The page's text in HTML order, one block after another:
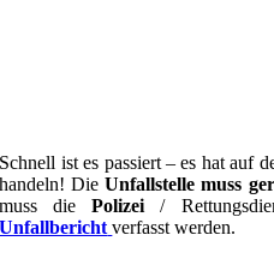
Schnell ist es passiert – es hat auf
handeln! DieUnfallstelle muss
muss diePolizei /
Unfallbericht verfasst werden.